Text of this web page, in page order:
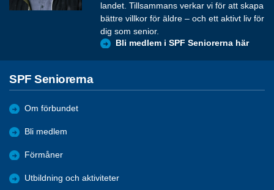
landet. Tillsammans verkar vi för att skapa
bättre villkor för äldre – och ett aktivt liv för
dig som senior.
Bli medlem i SPF Seniorerna här
SPF Seniorerna
Om förbundet
Bli medlem
Förmåner
Utbildning och aktiviteter